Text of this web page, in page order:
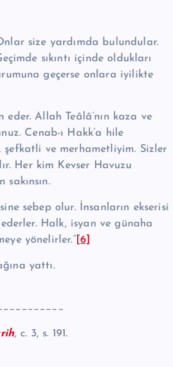
si­ze yardımda bulundular.
sıkıntı içinde oldukları
geçerse onlara iyilikte
eder. Allah Teâlâ’nın kaza ve
Cenab-ı Hakk’a hile
şefkatli ve merhametliyim. Siz­ler
Her kim Kevser Havuzu
sebep olur. İnsanların ekserisi
Halk, isyan ve günaha
yönelirler.”[6]
yattı.
, c. 3, s. 191.